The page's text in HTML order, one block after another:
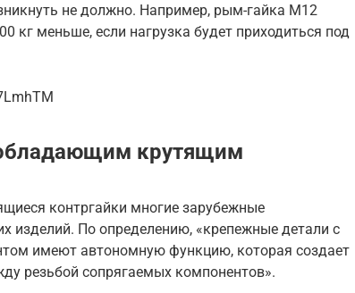
не должно. Например, рым-гайка М12
кг меньше, если нагрузка будет приходиться под
крутящим
контргайки многие зарубежные
изделий. По определению, «крепежные детали с
имеют автономную функцию, которая создает
резьбой сопрягаемых компонентов».